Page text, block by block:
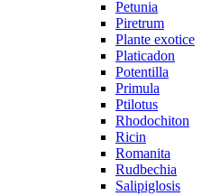
Petunia
Piretrum
Plante exotice
Platicadon
Potentilla
Primula
Ptilotus
Rhodochiton
Ricin
Romanita
Rudbechia
Salipiglosis